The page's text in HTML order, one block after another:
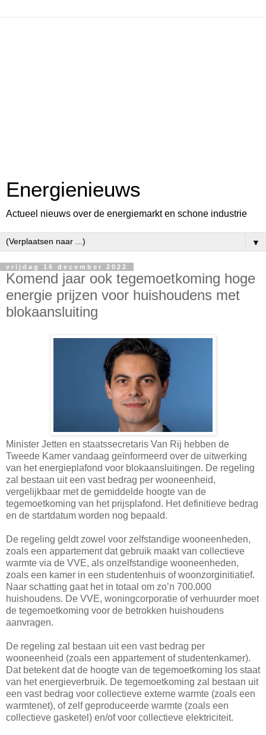
Energienieuws
Actueel nieuws over de energiemarkt en schone industrie
▼
vrijdag 16 december 2022
Komend jaar ook tegemoetkoming hoge
energie prijzen voor huishoudens met
blokaansluiting
Minister Jetten en staatssecretaris Van Rij hebben de
Tweede Kamer vandaag geïnformeerd over de uitwerking
van het energieplafond voor blokaansluitingen. De regeling
zal bestaan uit een vast bedrag per wooneenheid,
vergelijkbaar met de gemiddelde hoogte van de
tegemoetkoming van het prijsplafond. Het definitieve bedrag
en de startdatum worden nog bepaald.
De regeling geldt zowel voor zelfstandige wooneenheden,
zoals een appartement dat gebruik maakt van collectieve
warmte via de VVE, als onzelfstandige wooneenheden,
zoals een kamer in een studentenhuis of woonzorginitiatief.
Naar schatting gaat het in totaal om zo’n 700.000
huishoudens. De VVE, woningcorporatie of verhuurder moet
de tegemoetkoming voor de betrokken huishoudens
aanvragen.
De regeling zal bestaan uit een vast bedrag per
wooneenheid (zoals een appartement of studentenkamer).
Dat betekent dat de hoogte van de tegemoetkoming los staat
van het energieverbruik. De tegemoetkoming zal bestaan uit
een vast bedrag voor collectieve externe warmte (zoals een
warmtenet), of zelf geproduceerde warmte (zoals een
collectieve gasketel) en/of voor collectieve elektriciteit.